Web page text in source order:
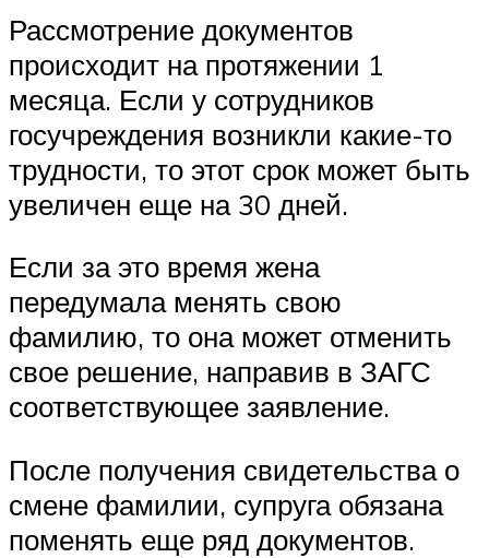
Рассмотрение документов
происходит на протяжении 1
месяца. Если у сотрудников
госучреждения возникли какие-то
трудности, то этот срок может быть
увеличен еще на 30 дней.
Если за это время жена
передумала менять свою
фамилию, то она может отменить
свое решение, направив в ЗАГС
соответствующее заявление.
После получения свидетельства о
смене фамилии, супруга обязана
поменять еще ряд документов.